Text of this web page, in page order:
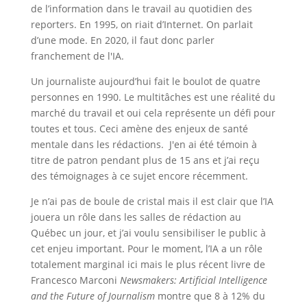
de l’information dans le travail au quotidien des
reporters. En 1995, on riait d’Internet. On parlait
d’une mode. En 2020, il faut donc parler
franchement de l'IA.
Un journaliste aujourd’hui fait le boulot de quatre
personnes en 1990. Le multitâches est une réalité du
marché du travail et oui cela représente un défi pour
toutes et tous. Ceci amène des enjeux de santé
mentale dans les rédactions. J'en ai été témoin à
titre de patron pendant plus de 15 ans et j’ai reçu
des témoignages à ce sujet encore récemment.
Je n’ai pas de boule de cristal mais il est clair que l’IA
jouera un rôle dans les salles de rédaction au
Québec un jour, et j’ai voulu sensibiliser le public à
cet enjeu important. Pour le moment, l’IA a un rôle
totalement marginal ici mais le plus récent livre de
Francesco Marconi Newsmakers: Artificial Intelligence
and the Future of Journalismmontre que 8 à 12% du